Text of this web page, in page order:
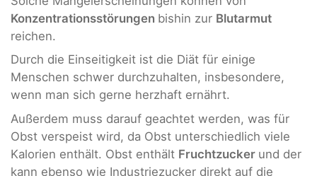
Konzentrationsstörungen bishin zur Blutarmut
reichen.
Durch die Einseitigkeit ist die Diät für einige
Menschen schwer durchzuhalten, insbesondere,
wenn man sich gerne herzhaft ernährt.
Außerdem muss darauf geachtet werden, was für
Obst verspeist wird, da Obst unterschiedlich viele
Kalorien enthält. Obst enthält Fruchtzucker und der
kann ebenso wie Industriezucker direkt auf die